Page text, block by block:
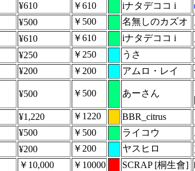
¥610 ￥610 iナタデココ i
¥500 ￥500 名無しのカズオ
¥610 ￥610 iナタデココ i
¥250 ￥250 うさ
¥200 ￥200 アムロ・レイ
¥500 ￥500 あーさん
¥1,220 ￥1220 BBR_citrus
¥500 ￥500 ライコウ
¥200 ￥200 ヤスヒロ
￥10,000 ￥10000 SCRAP [桐生會]